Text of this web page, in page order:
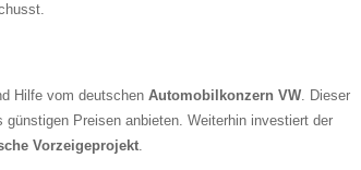
Hilfe vom deutschen Automobilkonzern VW . Dieser
Preisen anbieten. Weiterhin investiert der
Vorzeigeprojekt